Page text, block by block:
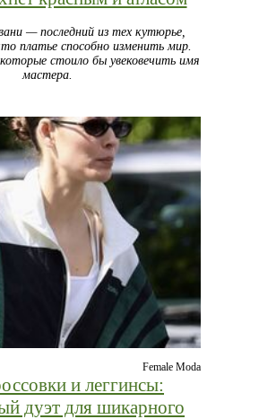
— последний из тех кутюрье,
платье способно изменить мир.
стоило бы увековечить имя
мастера.
Female Moda
и леггинсы:
дуэт для шикарного